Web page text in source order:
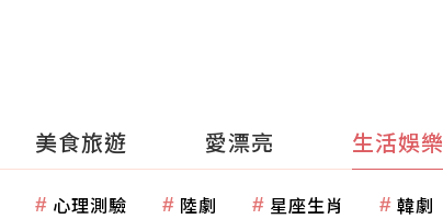
美食旅遊 愛漂亮 生活娛樂
心理測驗 陸劇 星座生肖 韓劇